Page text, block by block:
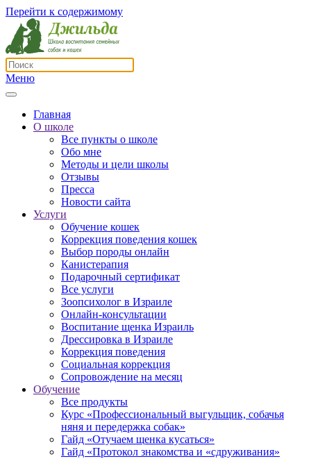
Перейти к содержимому
Меню
Главная
О школе
Все пункты о школе
Обо мне
Методы и цели школы
Отзывы
Пресса
Новости сайта
Услуги
Обучение кошек
Коррекция поведения кошек
Выбор породы онлайн
Канистерапия
Подарочный сертификат
Все услуги
Зоопсихолог в Израиле
Онлайн-консультации
Воспитание щенка Израиль
Дрессировка в Израиле
Коррекция поведения
Социальная коррекция
Сопровождение на месяц
Обучение
Все продукты
Курс «Профессиональный выгульщик, собачья
няня и передержка собак»
Гайд «Отучаем щенка кусаться»
Гайд «Протокол знакомства и «сдруживания»